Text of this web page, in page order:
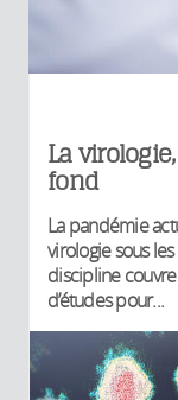
La
fond
La pandémie
virologie sous
discipline
d’études pour...